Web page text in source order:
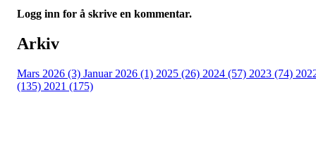
Logg inn for å skrive en kommentar.
Arkiv
Mars 2026 (3) Januar 2026 (1) 2025 (26) 2024 (57) 2023 (74)
(135) 2021 (175)